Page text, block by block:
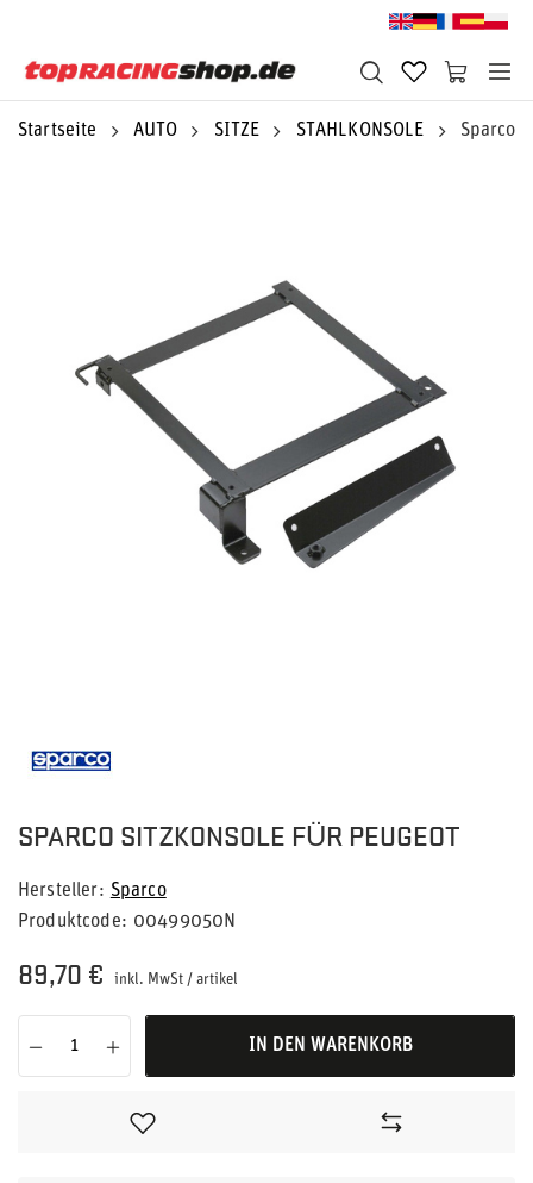
Startseite AUTO SITZE STAHLKONSOLE Sparco
SPARCO SITZKONSOLE FÜR PEUGEOT
Hersteller
Sparco
Produktcode
00499050N
89,70 € inkl. MwSt / artikel
IN DEN WARENKORB